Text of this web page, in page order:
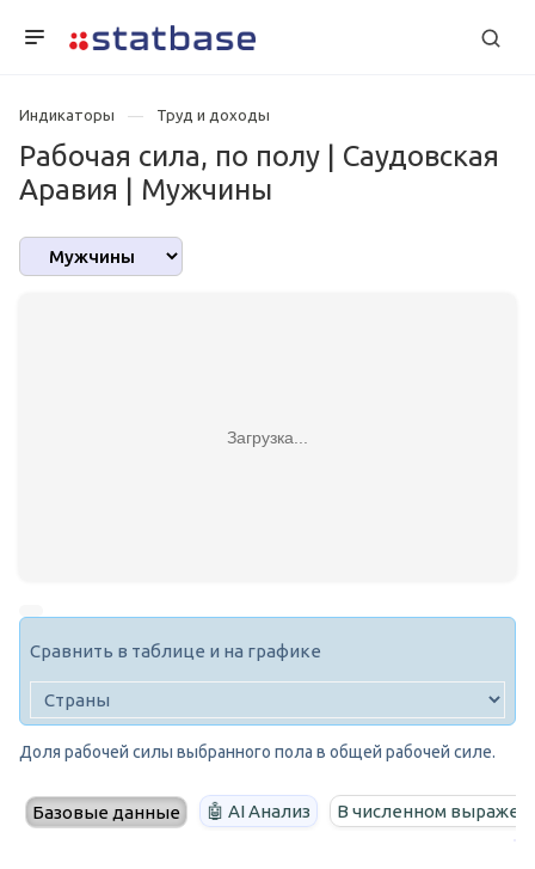
Индикаторы Труд и доходы
Рабочая сила, по полу | Саудовская
Аравия | Мужчины
Загрузка...
Сравнить в таблице и на графике
Доля рабочей силы выбранного пола в общей рабочей силе.
Базовые данные 🤖 AI Анализ В численном